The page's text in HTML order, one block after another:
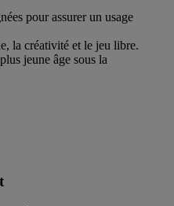
pour assurer un usage
la créativité et le jeu libre.
jeune âge sous la